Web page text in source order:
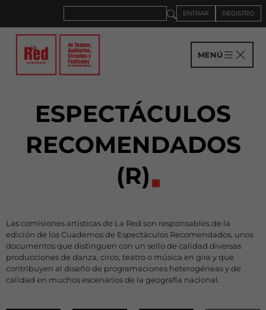
ENTRAR REGISTRO
MENÚ
ESPECTÁCULOS
RECOMENDADOS
(R)
Las comisiones artísticas de La Red son responsables de la
edición de los Cuadernos de Espectáculos Recomendados, unos
documentos que distinguen con un sello de calidad diversas
producciones de danza, circo, teatro o música en gira y que
contribuyen al diseño de programaciones heterogéneas y de
calidad en muchos escenarios de la geografía nacional.